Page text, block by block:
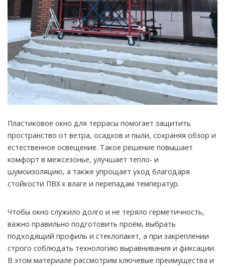
Пластиковое окно для террасы помогает защитить
пространство от ветра, осадков и пыли, сохраняя обзор и
естественное освещение. Такое решение повышает
комфорт в межсезонье, улучшает тепло- и
шумоизоляцию, а также упрощает уход благодаря
стойкости ПВХ к влаге и перепадам температур.
Чтобы окно служило долго и не теряло герметичность,
важно правильно подготовить проём, выбрать
подходящий профиль и стеклопакет, а при закреплении
строго соблюдать технологию выравнивания и фиксации.
В этом материале рассмотрим ключевые преимущества и